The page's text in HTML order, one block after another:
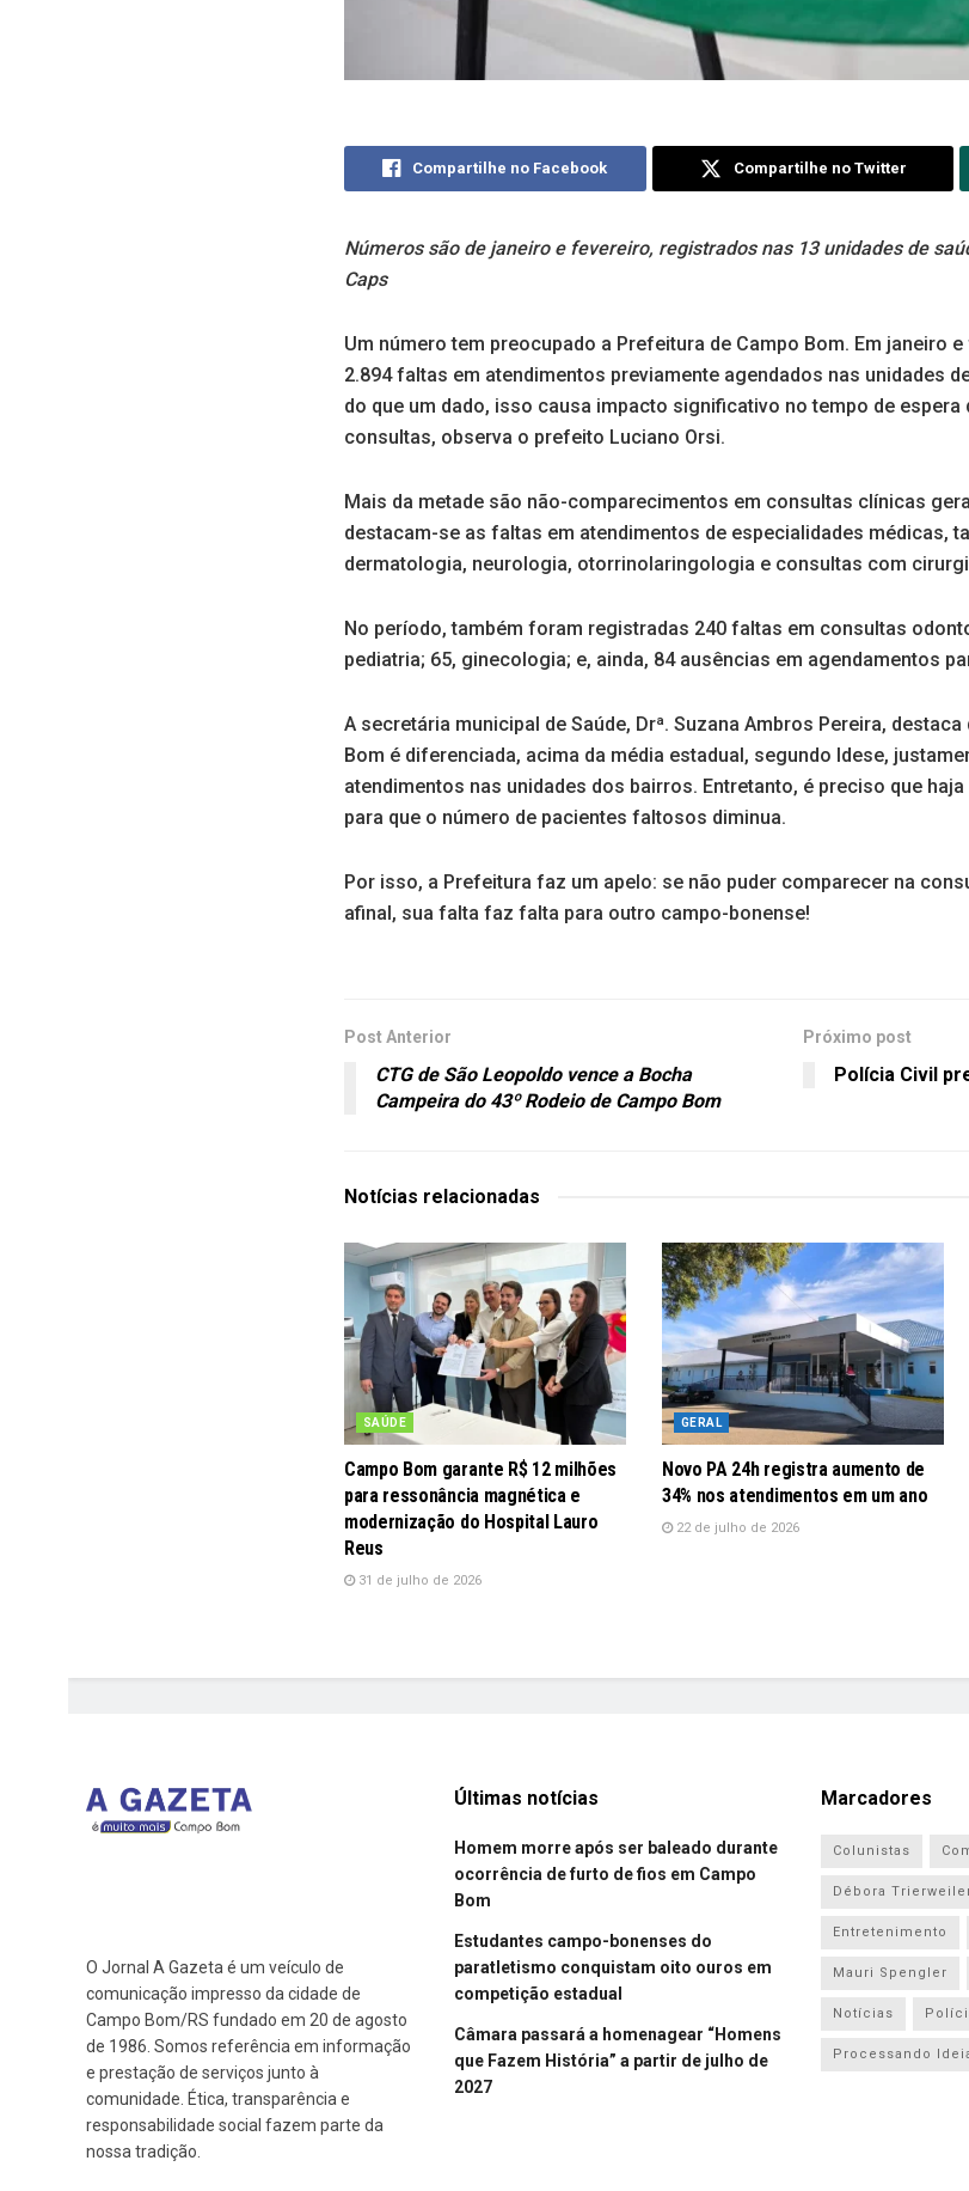
Compartilhe no Facebook Compartilhe no Twitter
Números são de janeiro e fevereiro, registrados nas 13 unidades de
Caps
Um número tem preocupado a Prefeitura de Campo Bom. Em janeiro
2.894 faltas em atendimentos previamente agendados nas unidades
do que um dado, isso causa impacto significativo no tempo de espera
consultas, observa o prefeito Luciano Orsi.
Mais da metade são não-comparecimentos em consultas clínicas
destacam-se as faltas em atendimentos de especialidades médicas,
dermatologia, neurologia, otorrinolaringologia e consultas com
No período, também foram registradas 240 faltas em consultas
pediatria; 65, ginecologia; e, ainda, 84 ausências em agendamentos
A secretária municipal de Saúde, Drª. Suzana Ambros Pereira,
Bom é diferenciada, acima da média estadual, segundo Idese,
atendimentos nas unidades dos bairros. Entretanto, é preciso que
para que o número de pacientes faltosos diminua.
Por isso, a Prefeitura faz um apelo: se não puder comparecer na
afinal, sua falta faz falta para outro campo-bonense!
Post Anterior
CTG de São Leopoldo vence a Bocha
Campeira do 43º Rodeio de Campo Bom
Próximo post
Polícia Civil
Notícias relacionadas
SAÚDE
Campo Bom garante R$ 12 milhões
para ressonância magnética e
modernização do Hospital Lauro
Reus
31 de julho de 2026
GERAL
Novo PA 24h registra aumento de
34% nos atendimentos em um ano
22 de julho de 2026
O Jornal A Gazeta é um veículo de
comunicação impresso da cidade de
Campo Bom/RS fundado em 20 de agosto
de 1986. Somos referência em informação
e prestação de serviços junto à
comunidade. Ética, transparência e
responsabilidade social fazem parte da
nossa tradição.
Últimas notícias
Homem morre após ser baleado durante
ocorrência de furto de fios em Campo
Bom
Estudantes campo-bonenses do
paratletismo conquistam oito ouros em
competição estadual
Câmara passará a homenagear “Homens
que Fazem História” a partir de julho de
2027
Marcadores
Colunistas
Débora
Entretenimento
Mauri Spengler
Notícias
Processando